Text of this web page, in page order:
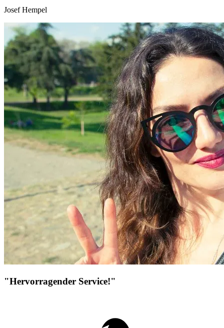
Josef Hempel
"Hervorragender Service!"